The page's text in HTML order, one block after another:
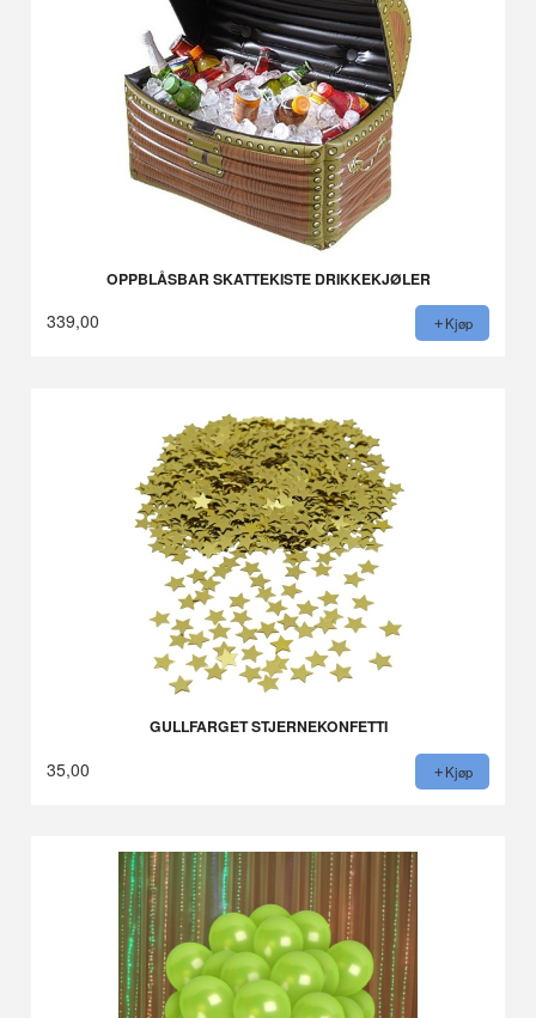
OPPBLÅSBAR SKATTEKISTE DRIKKEKJØLER
339,00 Kjøp
GULLFARGET STJERNEKONFETTI
35,00 Kjøp